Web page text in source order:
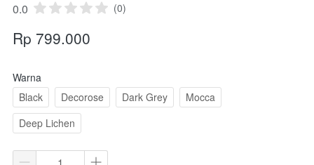
0.0 (0)
Rp 799.000
Warna
Black
Decorose Dark Grey
Mocca
Deep Lichen